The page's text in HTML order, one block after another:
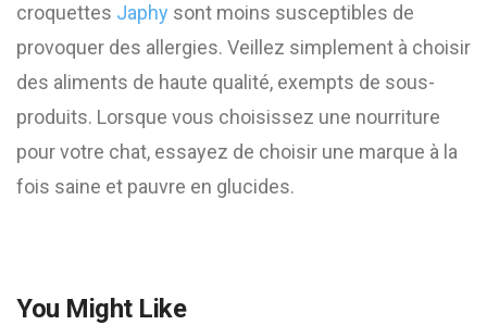
croquettes Japhy sont moins susceptibles de
provoquer des allergies. Veillez simplement à choisir
des aliments de haute qualité, exempts de sous-
produits. Lorsque vous choisissez une nourriture
pour votre chat, essayez de choisir une marque à la
fois saine et pauvre en glucides.
You Might Like